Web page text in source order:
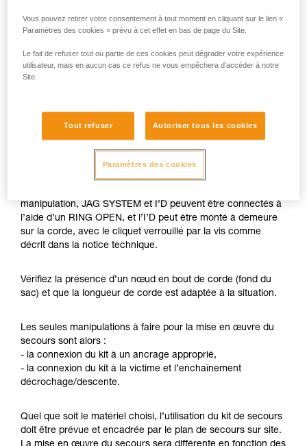
Le JAG SYSTEM est un kit de mouflage avec rendement et
compacité optimisés. Sa housse évite que la corde de
manipulation, JAG SYSTEM et I’D peuvent être connectés à
l’aide d’un RING OPEN, et l’I’D peut être monté à demeure
sur la corde, avec le cliquet verrouillé par la vis comme
décrit dans la notice technique.
Vérifiez la présence d’un nœud en bout de corde (fond du
sac) et que la longueur de corde est adaptée à la situation.
Les seules manipulations à faire pour la mise en œuvre du
secours sont alors :
- la connexion du kit à un ancrage approprié,
- la connexion du kit à la victime et l’enchaînement
décrochage/descente.
Quel que soit le matériel choisi, l’utilisation du kit de secours
doit être prévue et encadrée par le plan de secours sur site.
Vous pouvez retirer votre consentement à tout moment en cliquant sur le lien «
Paramètres des cookies » prévu à cet effet en bas de page du Site.
Le fait de refuser tout ou partie de ces cookies peut dégrader votre expérience
utilisateur, mais en aucun cas ce refus ne vous empêchera d’accéder à notre
Site.
Tout refuser Autoriser tous les cookies
Paramètres des cookies